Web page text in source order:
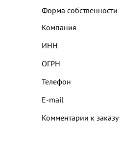
Форма собственности
Компания
ИНН
ОГРН
Телефон
E-mail
Комментарии к заказу